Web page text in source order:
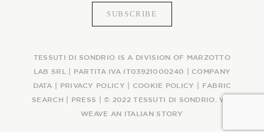
TESSUTI DI SONDRIO IS A DIVISION OF MARZOTTO
LAB SRL | PARTITA IVA IT03921000240 | COMPANY
DATA
PRIVACY POLICY COOKIE POLICY
FABRIC
SEARCH
PRESS | © 2022 TESSUTI DI SONDRIO. WE
WEAVE AN ITALIAN STORY